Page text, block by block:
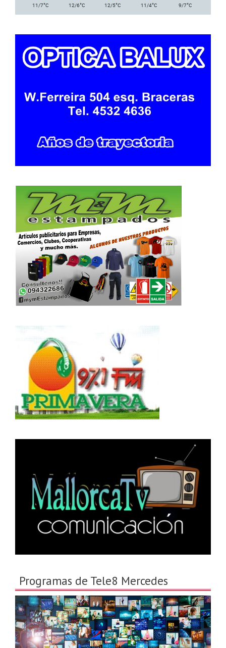
11/7°C 12/6°C 12/5°C 11/4°C 9/7°C
Programas de Tele8 Mercedes